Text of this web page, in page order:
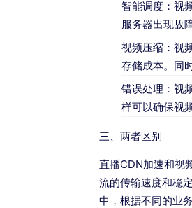
智能调度：视
服务器出现故
视频压缩：视
存储成本。同
错误处理：视
样可以确保视
三、两者区别
直播CDN加速和视
流的传输速度和稳
中，根据不同的业